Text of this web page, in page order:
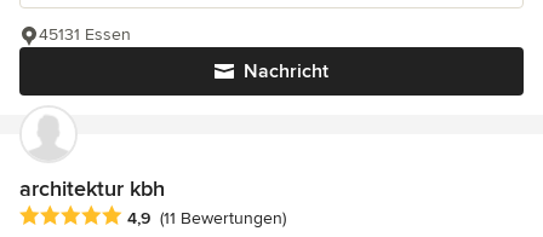
Nachricht
45131 Essen
architektur kbh
Durchschnittliche Bewertung: 4.9 von 5 Sternen
4,9 (11 Bewertungen)